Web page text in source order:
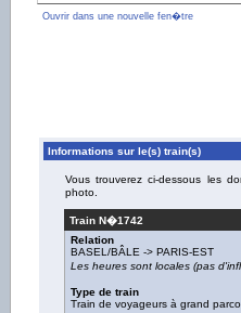
Ouvrir dans une nouvelle fen�tre
Informations sur le(s) train(s)
Vous trouverez ci-dessous les
photo.
Train N�1742
Relation
BASEL/BÂLE -> PARIS-EST
Les heures sont locales (pas
Type de train
Train de voyageurs à grand